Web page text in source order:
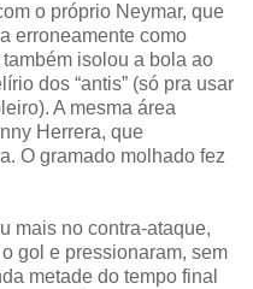
o próprio Neymar, que
erroneamente como
isolou a bola ao
dos “antis” (só pra usar
A mesma área
Herrera, que
O gramado molhado fez
mais no contra-ataque,
gol e pressionaram, sem
metade do tempo final